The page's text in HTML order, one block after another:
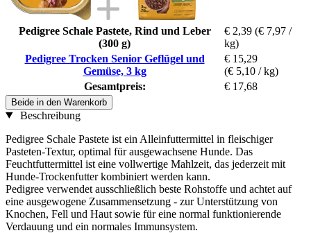
Pedigree Schale Pastete, Rind und Leber
(300 g)
€ 2,39 (€ 7,97 /
kg)
Pedigree Trocken Senior Geflügel und
Gemüse, 3 kg
€ 15,29
(€ 5,10 / kg)
Gesamtpreis:
€ 17,68
Beide in den Warenkorb
Beschreibung
Pedigree Schale Pastete ist ein Alleinfuttermittel in fleischiger
Pasteten-Textur, optimal für ausgewachsene Hunde. Das
Feuchtfuttermittel ist eine vollwertige Mahlzeit, das jederzeit mit
Hunde-Trockenfutter kombiniert werden kann.
Pedigree verwendet ausschließlich beste Rohstoffe und achtet auf
eine ausgewogene Zusammensetzung - zur Unterstützung von
Knochen, Fell und Haut sowie für eine normal funktionierende
Verdauung und ein normales Immunsystem.